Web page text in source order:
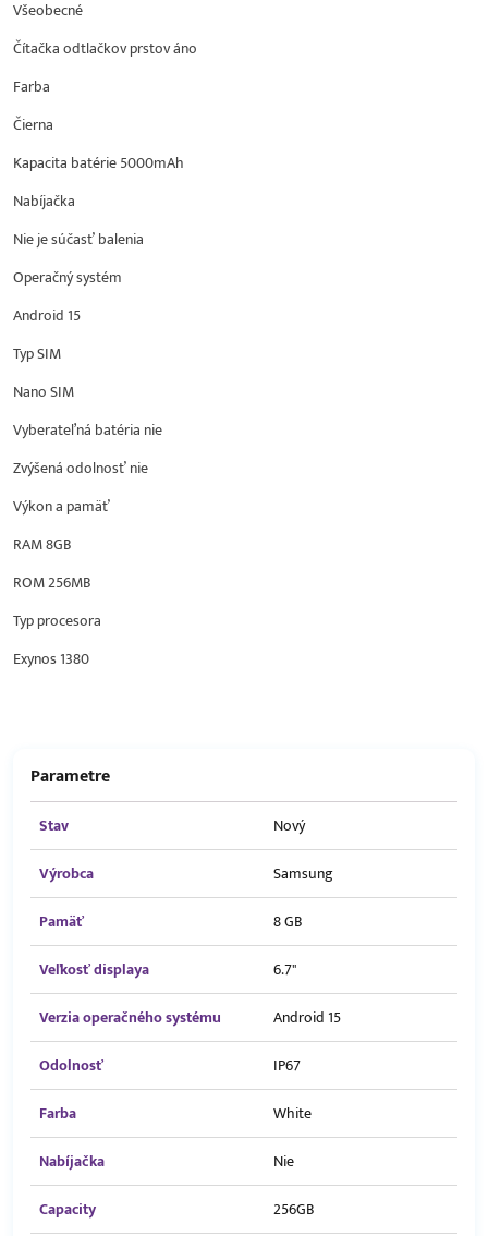
Všeobecné
Čítačka odtlačkov prstov áno
Farba
Čierna
Kapacita batérie 5000mAh
Nabíjačka
Nie je súčasť balenia
Operačný systém
Android 15
Typ SIM
Nano SIM
Vyberateľná batéria nie
Zvýšená odolnosť nie
Výkon a pamäť
RAM 8GB
ROM 256MB
Typ procesora
Exynos 1380
Parametre
Stav
Nový
Výrobca
Samsung
Pamäť
8 GB
Veľkosť displaya
6.7"
Verzia operačného systému
Android 15
Odolnosť
IP67
Farba
White
Nabíjačka
Nie
Capacity
256GB